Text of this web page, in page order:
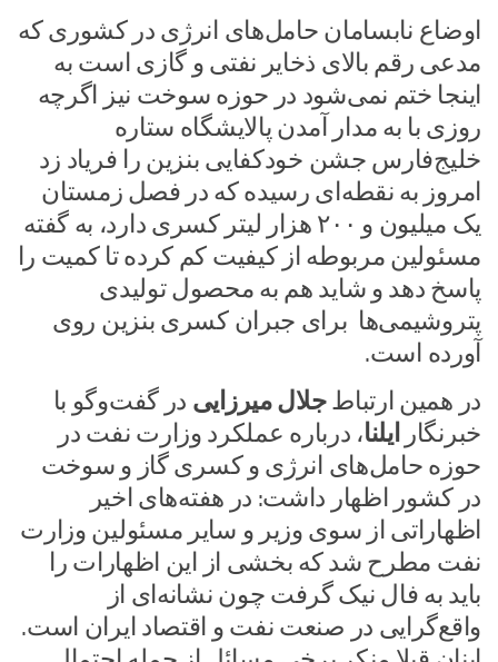
اوضاع نابسامان حامل‌های انرژی در کشوری که
مدعی رقم بالای ذخایر نفتی و گازی است به
اینجا ختم نمی‌شود در حوزه سوخت نیز اگرچه
روزی با به مدار آمدن پالایشگاه ستاره
خلیج‌فارس جشن خودکفایی بنزین را فریاد زد
امروز به نقطه‌ای رسیده که در فصل زمستان
یک میلیون و ۲۰۰ هزار لیتر کسری دارد، به گفته
مسئولین مربوطه از کیفیت کم کرده تا کمیت را
پاسخ دهد و شاید هم به محصول تولیدی
پتروشیمی‌ها برای جبران کسری بنزین روی
آورده است.
در همین ارتباطجلال میرزایی در گفت‌وگو با
خبرنگار
ایلنا، درباره عملکرد وزارت نفت در
حوزه حامل‌های انرژی و کسری گاز و سوخت
در کشور اظهار داشت: در هفته‌های اخیر
اظهاراتی از سوی وزیر و سایر مسئولین وزارت
نفت مطرح شد که بخشی از این اظهارات را
باید به فال نیک گرفت چون نشانه‌ای از
واقع‌گرایی در صنعت نفت و اقتصاد ایران است.